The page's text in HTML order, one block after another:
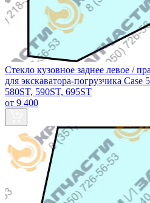
Стекло кузовное заднее левое /
для экскаватора-погрузчика
580ST, 590ST, 695ST
от 9 400